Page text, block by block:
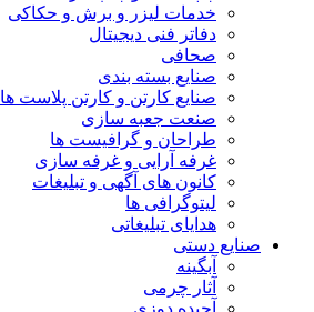
خدمات لیزر و برش و حکاکی
دفاتر فنی دیجیتال
صحافی
صنایع بسته بندی
صنایع کارتن و کارتن پلاست ها
صنعت جعبه سازی
طراحان و گرافیست ها
غرفه آرایی و غرفه سازی
کانون های آگهی و تبلیغات
لیتوگرافی ها
هدایای تبلیغاتی
صنایع دستی
آبگینه
آثار چرمی
آجیده دوزی